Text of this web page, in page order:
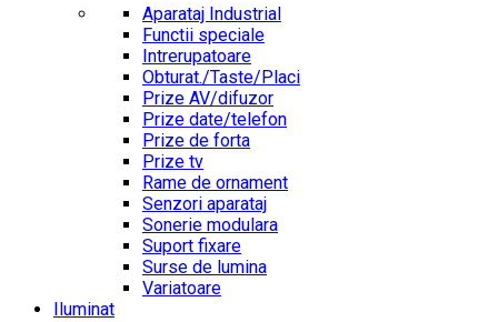
Aparataj Industrial
Functii speciale
Intrerupatoare
Obturat./Taste/Placi
Prize AV/difuzor
Prize date/telefon
Prize de forta
Prize tv
Rame de ornament
Senzori aparataj
Sonerie modulara
Suport fixare
Surse de lumina
Variatoare
Iluminat